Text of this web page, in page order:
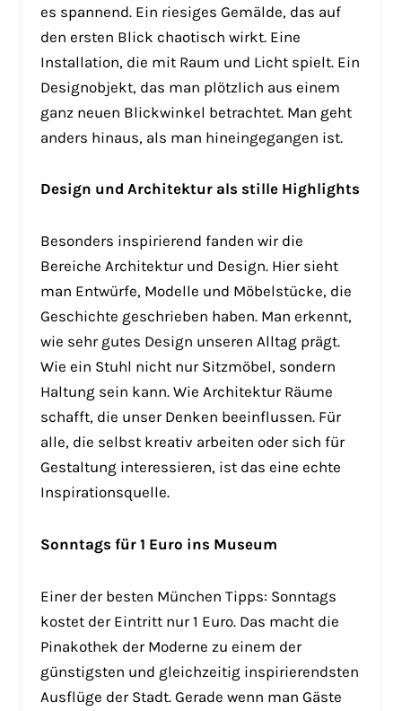
es spannend. Ein riesiges Gemälde, das auf
den ersten Blick chaotisch wirkt. Eine
Installation, die mit Raum und Licht spielt. Ein
Designobjekt, das man plötzlich aus einem
ganz neuen Blickwinkel betrachtet. Man geht
anders hinaus, als man hineingegangen ist.
Design und Architektur als stille Highlights
Besonders inspirierend fanden wir die
Bereiche Architektur und Design. Hier sieht
man Entwürfe, Modelle und Möbelstücke, die
Geschichte geschrieben haben. Man erkennt,
wie sehr gutes Design unseren Alltag prägt.
Wie ein Stuhl nicht nur Sitzmöbel, sondern
Haltung sein kann. Wie Architektur Räume
schafft, die unser Denken beeinflussen. Für
alle, die selbst kreativ arbeiten oder sich für
Gestaltung interessieren, ist das eine echte
Inspirationsquelle.
Sonntags für 1 Euro ins Museum
Einer der besten München Tipps: Sonntags
kostet der Eintritt nur 1 Euro. Das macht die
Pinakothek der Moderne zu einem der
günstigsten und gleichzeitig inspirierendsten
Ausflüge der Stadt. Gerade wenn man Gäste